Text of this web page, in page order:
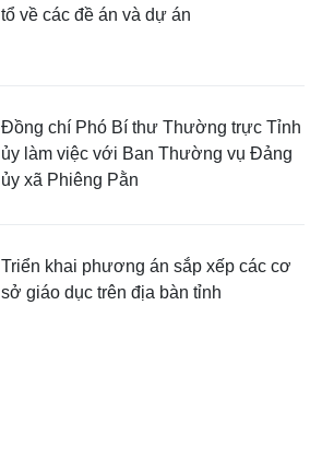
tổ về các đề án và dự án
Đồng chí Phó Bí thư Thường trực Tỉnh
ủy làm việc với Ban Thường vụ Đảng
ủy xã Phiêng Pằn
Triển khai phương án sắp xếp các cơ
sở giáo dục trên địa bàn tỉnh